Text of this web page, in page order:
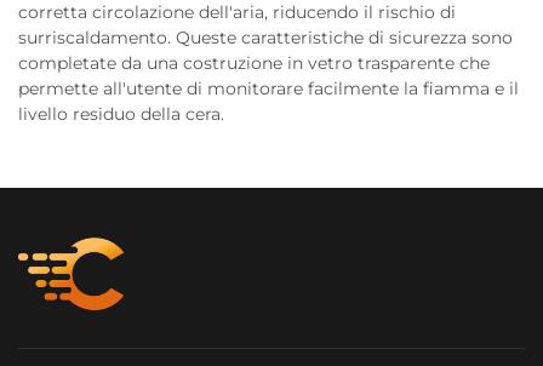
corretta circolazione dell'aria, riducendo il rischio di
surriscaldamento. Queste caratteristiche di sicurezza sono
completate da una costruzione in vetro trasparente che
permette all'utente di monitorare facilmente la fiamma e il
livello residuo della cera.